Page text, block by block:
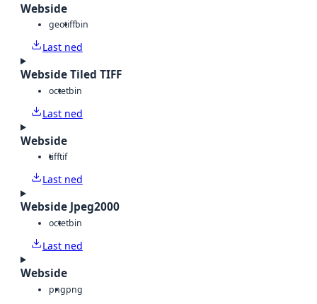
Webside
geotiffbin
Last ned
Webside Tiled TIFF
octetbin
Last ned
Webside
tifftif
Last ned
Webside Jpeg2000
octetbin
Last ned
Webside
pngpng